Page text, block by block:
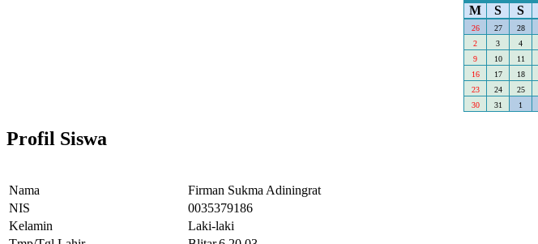
M
S S
26 27 28
2
3 4
9
10 11
16
17 18
23
24 25
30
31 1
Profil Siswa
Nama
Firman Sukma Adiningrat
NIS
0035379186
Kelamin
Laki-laki